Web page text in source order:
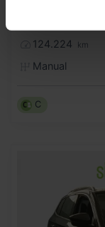
124.224 km
Manual
C